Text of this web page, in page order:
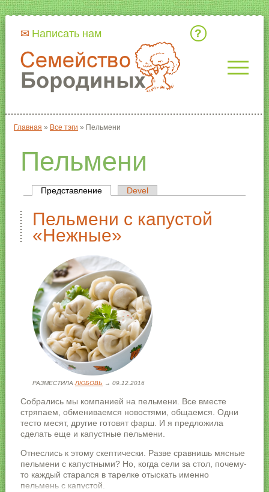
Написать нам
Вы здесь
Главная » Все тэги » Пельмени
Пельмени
Главные вкладки
Представление(активная вкладка)
Devel
Пельмени с капустой
«Нежные»
РАЗМЕСТИЛА ЛЮБОВЬ → 09.12.2016
Собрались мы компанией на пельмени. Все вместе
стряпаем, обмениваемся новостями, общаемся. Одни
тесто месят, другие готовят фарш. И я предложила
сделать еще и капустные пельмени.
Отнеслись к этому скептически. Разве сравнишь мясные
пельмени с капустными? Но, когда сели за стол, почему-
то каждый старался в тарелке отыскать именно
пельмень с капустой.